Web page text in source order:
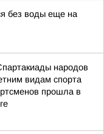
без воды еще на
народов
видам спорта
прошла в